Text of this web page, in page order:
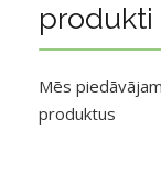
produkti
Mēs
produktus